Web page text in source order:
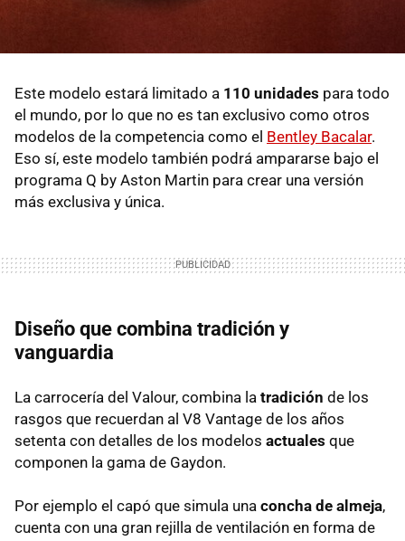
Este modelo estará limitado a 110 unidades para todo
el mundo, por lo que no es tan exclusivo como otros
modelos de la competencia como el Bentley Bacalar.
Eso sí, este modelo también podrá ampararse bajo el
programa Q by Aston Martin para crear una versión
más exclusiva y única.
Diseño que combina tradición y
vanguardia
La carrocería del Valour, combina la tradición de los
rasgos que recuerdan al V8 Vantage de los años
setenta con detalles de los modelos actuales que
componen la gama de Gaydon.
Por ejemplo el capó que simula una concha de almeja,
cuenta con una gran rejilla de ventilación en forma de